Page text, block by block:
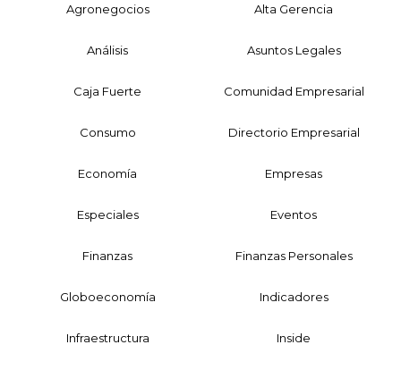
Agronegocios Alta Gerencia
Análisis Asuntos Legales
Caja Fuerte Comunidad Empresarial
Consumo Directorio Empresarial
Economía Empresas
Especiales Eventos
Finanzas Finanzas Personales
Globoeconomía Indicadores
Infraestructura Inside